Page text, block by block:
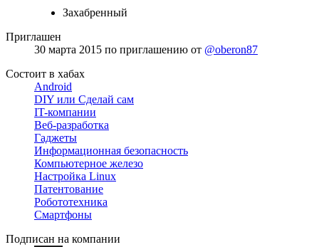
Захабренный
Приглашен
30 марта 2015 по приглашению от @oberon87
Состоит в хабах
Android
DIY или Сделай сам
IT-компании
Веб-разработка
Гаджеты
Информационная безопасность
Компьютерное железо
Настройка Linux
Патентование
Робототехника
Смартфоны
Подписан на компании